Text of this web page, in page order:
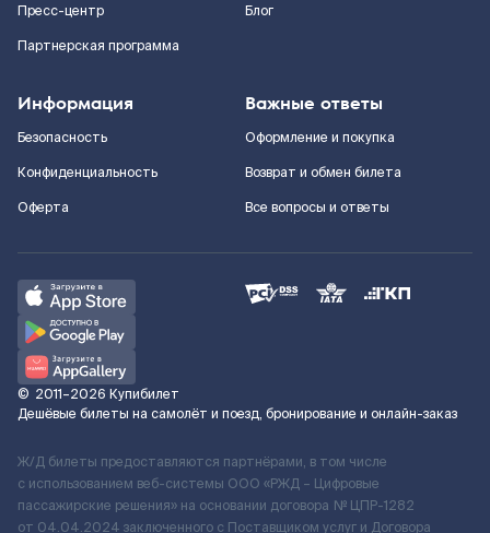
Пресс-центр
Партнерская программа
Блог
Информация
Безопасность
Конфиденциальность
Оферта
Важные ответы
Оформление и покупка
Возврат и обмен билета
Все вопросы и ответы
© 2011–2026 Купибилет
Дешёвые билеты на самолёт и поезд, бронирование и онлайн-заказ
Ж/Д билеты предоставляются партнёрами, в том числе
с использованием веб-системы ООО «РЖД – Цифровые
пассажирские решения» на основании договора № ЦПР-1282
от 04.04.2024 заключенного с Поставщиком услуг и Договора